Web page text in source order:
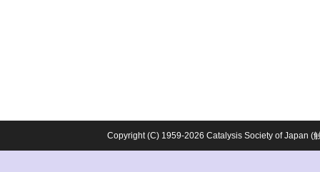
Copyright (C) 1959-2026 Catalysis Society of Japan (